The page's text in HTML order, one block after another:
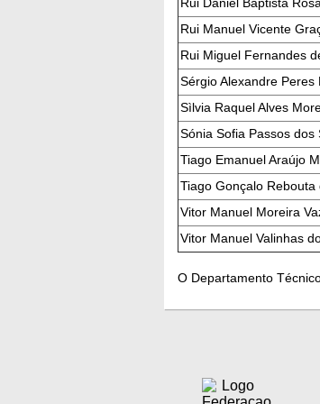
Rui Manuel Vicente
Rui Miguel Fernandes
Sérgio Alexandre Peres
Sìlvia Raquel Alves
Sónia Sofia Passos dos
Tiago Emanuel Araújo
Tiago Gonçalo Rebouta
Vitor Manuel Moreira
Vitor Manuel Valinhas
O Departamento